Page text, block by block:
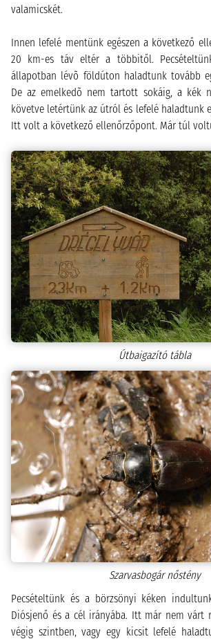
valamicskét.
Innen lefelé mentünk egészen a következő
20 km-es táv eltér a többitől.
állapotban lévõ földúton haladtunk tovább
De az emelkedõ nem tartott sokáig, a kék
követve letértünk az útról és lefelé haladtunk
Itt volt a következő ellenőrzőpont. Már túl
Útbaigazító tábla
Szarvasbogár nőstény
Pecsételtünk és a börzsönyi kéken
Diósjenő és a cél irányába. Itt már nem várt
végig szintben, vagy egy kicsit lefelé